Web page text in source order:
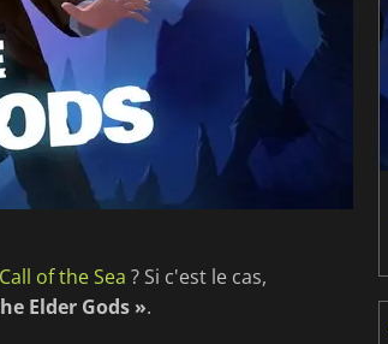
Call of the Sea ? Si c'est le cas,
Elder Gods ».